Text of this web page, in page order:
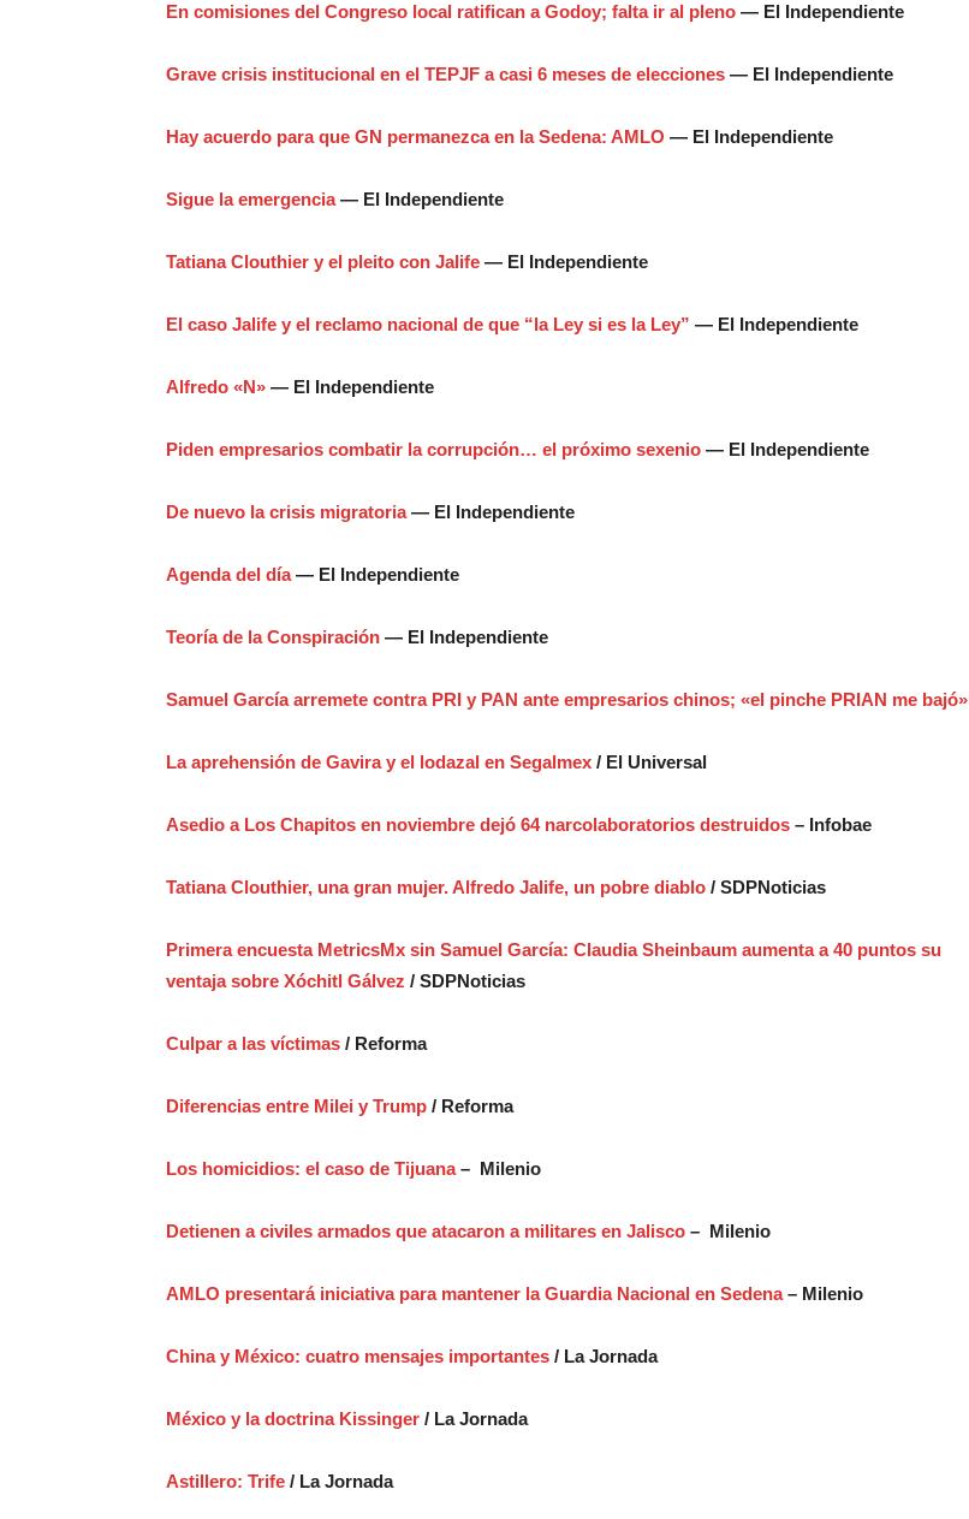
En comisiones del Congreso local ratifican a Godoy; falta ir al pleno — El Independiente
Grave crisis institucional en el TEPJF a casi 6 meses de elecciones — El Independiente
Hay acuerdo para que GN permanezca en la Sedena: AMLO — El Independiente
Sigue la emergencia— El Independiente
Tatiana Clouthier y el pleito con Jalife — El Independiente
El caso Jalife y el reclamo nacional de que “la Ley si es la Ley” — El Independiente
Alfredo «N» — El Independiente
Piden empresarios combatir la corrupción… el próximo sexenio — El Independiente
De nuevo la crisis migratoria— El Independiente
Agenda del día— El Independiente
Teoría de la Conspiración — El Independiente
Samuel García arremete contra PRI y PAN ante empresarios chinos; «el pinche PRIAN me bajó»
La aprehensión de Gavira y el lodazal en Segalmex / El Universal
Asedio a Los Chapitos en noviembre dejó 64 narcolaboratorios destruidos – Infobae
Tatiana Clouthier, una gran mujer. Alfredo Jalife, un pobre diablo / SDPNoticias
Primera encuesta MetricsMx sin Samuel García: Claudia Sheinbaum aumenta a 40 puntos su
ventaja sobre Xóchitl Gálvez / SDPNoticias
Culpar a las víctimas / Reforma
Diferencias entre Milei y Trump / Reforma
Los homicidios: el caso de Tijuana– Milenio
Detienen a civiles armados que atacaron a militares en Jalisco – Milenio
AMLO presentará iniciativa para mantener la Guardia Nacional en Sedena– Milenio
China y México: cuatro mensajes importantes / La Jornada
México y la doctrina Kissinger / La Jornada
Astillero: Trife / La Jornada